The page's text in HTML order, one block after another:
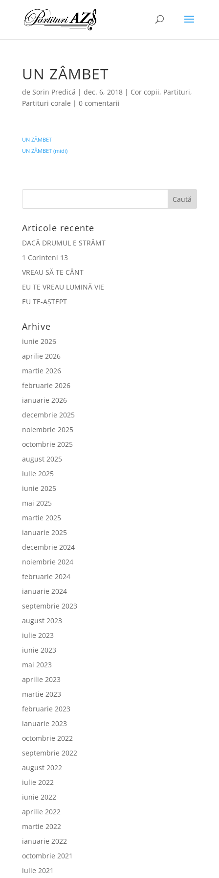
UN ZÂMBET
de Sorin Predică | dec. 6, 2018| Cor copii, Partituri,
Partituri corale | 0 comentarii
UN ZÂMBET
UN ZÂMBET (midi)
Articole recente
DACĂ DRUMUL E STRÂMT
1 Corinteni 13
VREAU SĂ TE CÂNT
EU TE VREAU LUMINĂ VIE
EU TE-AȘTEPT
Arhive
iunie 2026
aprilie 2026
martie 2026
februarie 2026
ianuarie 2026
decembrie 2025
noiembrie 2025
octombrie 2025
august 2025
iulie 2025
iunie 2025
mai 2025
martie 2025
ianuarie 2025
decembrie 2024
noiembrie 2024
februarie 2024
ianuarie 2024
septembrie 2023
august 2023
iulie 2023
iunie 2023
mai 2023
aprilie 2023
martie 2023
februarie 2023
ianuarie 2023
octombrie 2022
septembrie 2022
august 2022
iulie 2022
iunie 2022
aprilie 2022
martie 2022
ianuarie 2022
octombrie 2021
iulie 2021